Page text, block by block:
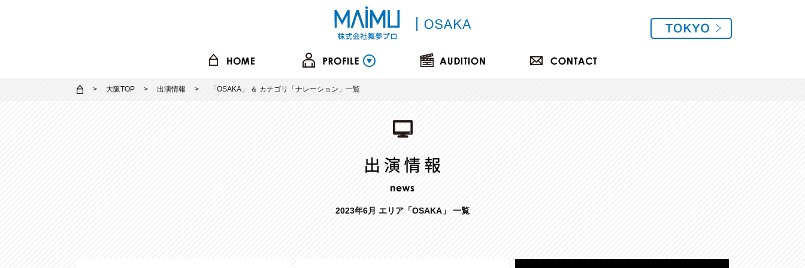
大阪TOP 出演情報 「 OSAKA 」 ＆ カテゴリ「 ナレーション 」一覧
2023年6月 エリア「OSAKA」 一覧